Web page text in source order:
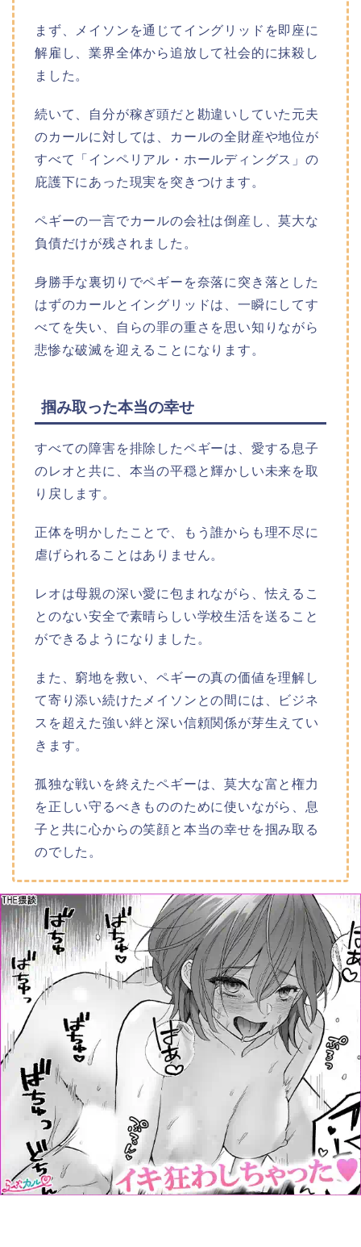
まず、メイソンを通じてイングリッドを即座に
解雇し、業界全体から追放して社会的に抹殺し
ました。
続いて、自分が稼ぎ頭だと勘違いしていた元夫
のカールに対しては、カールの全財産や地位が
すべて「インペリアル・ホールディングス」の
庇護下にあった現実を突きつけます。
ペギーの一言でカールの会社は倒産し、莫大な
負債だけが残されました。
身勝手な裏切りでペギーを奈落に突き落とした
はずのカールとイングリッドは、一瞬にしてす
べてを失い、自らの罪の重さを思い知りながら
悲惨な破滅を迎えることになります。
掴み取った本当の幸せ
すべての障害を排除したペギーは、愛する息子
のレオと共に、本当の平穏と輝かしい未来を取
り戻します。
正体を明かしたことで、もう誰からも理不尽に
虐げられることはありません。
レオは母親の深い愛に包まれながら、怯えるこ
とのない安全で素晴らしい学校生活を送ること
ができるようになりました。
また、窮地を救い、ペギーの真の価値を理解し
て寄り添い続けたメイソンとの間には、ビジネ
スを超えた強い絆と深い信頼関係が芽生えてい
きます。
孤独な戦いを終えたペギーは、莫大な富と権力
を正しい守るべきもののために使いながら、息
子と共に心からの笑顔と本当の幸せを掴み取る
のでした。